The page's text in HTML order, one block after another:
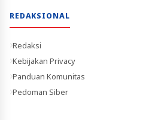
REDAKSIONAL
Redaksi
Kebijakan Privacy
Panduan Komunitas
Pedoman Siber